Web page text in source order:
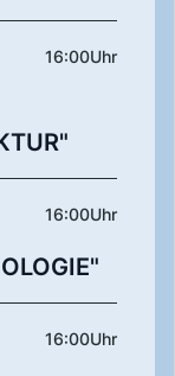
16:00Uhr
16:00Uhr
16:00Uhr